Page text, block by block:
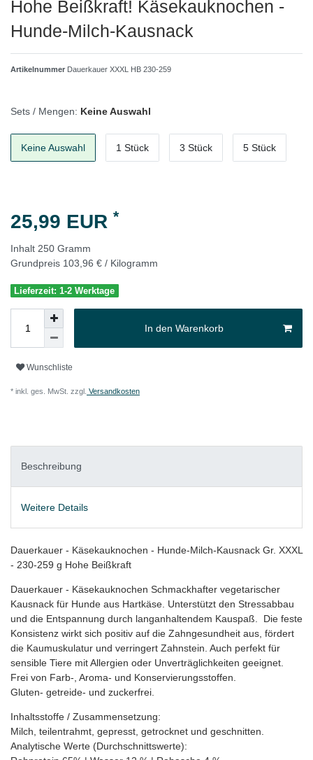
Hohe Beißkraft! Käsekauknochen -
Hunde-Milch-Kausnack
Artikelnummer Dauerkauer XXXL HB 230-259
Sets / Mengen: Keine Auswahl
Keine Auswahl 1 Stück 3 Stück 5 Stück
25,99 EUR *
Inhalt 250 Gramm
Grundpreis 103,96 € / Kilogramm
Lieferzeit: 1-2 Werktage
In den Warenkorb
Wunschliste
* inkl. ges. MwSt. zzgl. Versandkosten
Beschreibung
Weitere Details
Dauerkauer - Käsekauknochen - Hunde-Milch-Kausnack Gr. XXXL
- 230-259 g Hohe Beißkraft
Dauerkauer - Käsekauknochen Schmackhafter vegetarischer
Kausnack für Hunde aus Hartkäse. Unterstützt den Stressabbau
und die Entspannung durch langanhaltendem Kauspaß. Die feste
Konsistenz wirkt sich positiv auf die Zahngesundheit aus, fördert
die Kaumuskulatur und verringert Zahnstein. Auch perfekt für
sensible Tiere mit Allergien oder Unverträglichkeiten geeignet.
Frei von Farb-, Aroma- und Konservierungsstoffen.
Gluten- getreide- und zuckerfrei.
Inhaltsstoffe / Zusammensetzung:
Milch, teilentrahmt, gepresst, getrocknet und geschnitten.
Analytische Werte (Durchschnittswerte):